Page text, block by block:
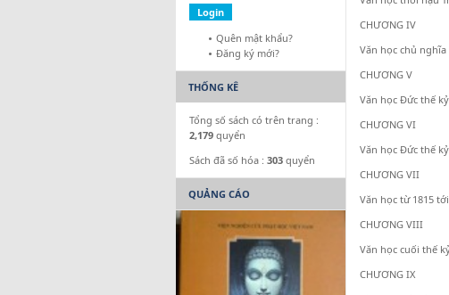
CHƯƠNG IV
Văn học chủ nghĩa
CHƯƠNG V
Văn học Đức thế
CHƯƠNG VI
Văn học Đức thế
CHƯƠNG VII
Văn học từ 1815
CHƯƠNG VIII
Văn học cuối thế
CHƯƠNG IX
Quên mật khẩu?
Đăng ký mới?
THỐNG KÊ
Tổng số sách có trên trang :
2,179 quyển
Sách đã số hóa : 303 quyển
QUẢNG CÁO